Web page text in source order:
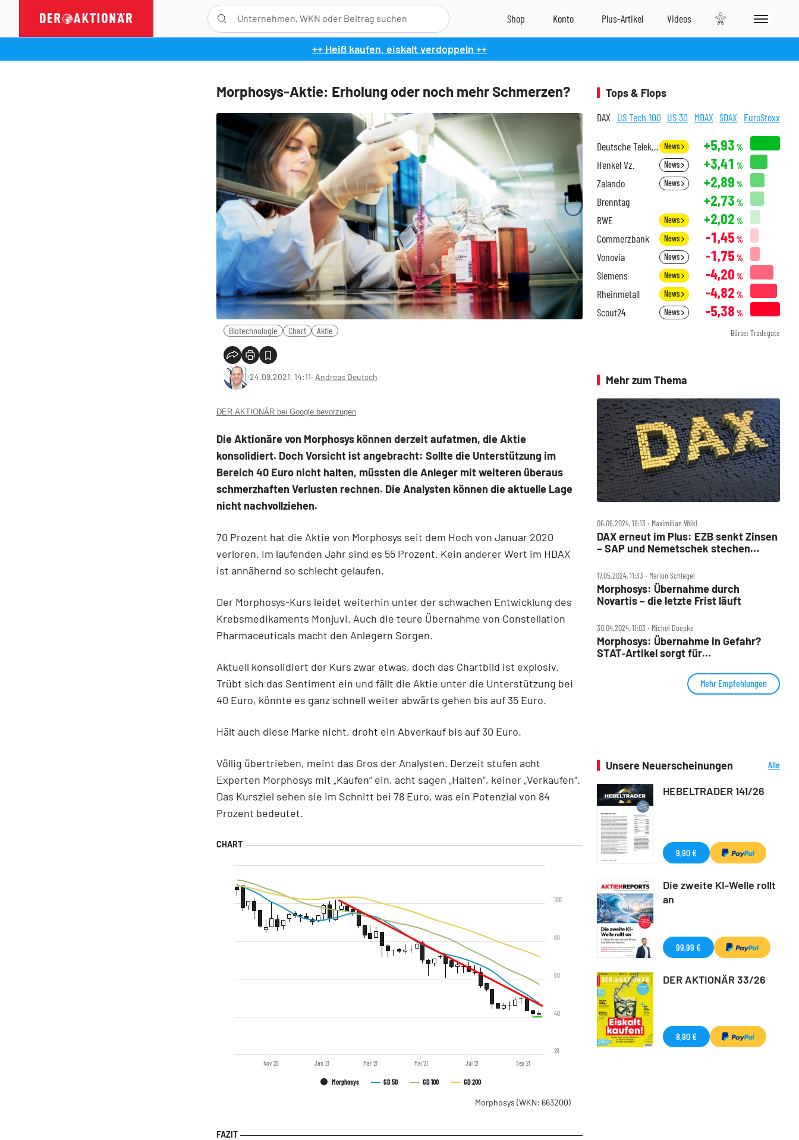
++ Heiß kaufen, eiskalt verdoppeln ++
Morphosys-Aktie: Erholung oder noch mehr Schmerzen?
Biotechnologie Chart Aktie
24.09.2021, 14:11‧ Andreas Deutsch
DER AKTIONÄR bei Google bevorzugen
Die Aktionäre von Morphosys können derzeit aufatmen, die Aktie
konsolidiert. Doch Vorsicht ist angebracht: Sollte die Unterstützung im
Bereich 40 Euro nicht halten, müssten die Anleger mit weiteren überaus
schmerzhaften Verlusten rechnen. Die Analysten können die aktuelle Lage
nicht nachvollziehen.
70 Prozent hat die Aktie von Morphosys seit dem Hoch von Januar 2020
verloren. Im laufenden Jahr sind es 55 Prozent. Kein anderer Wert im HDAX
ist annähernd so schlecht gelaufen.
Der Morphosys-Kurs leidet weiterhin unter der schwachen Entwicklung des
Krebsmedikaments Monjuvi. Auch die teure Übernahme von Constellation
Pharmaceuticals macht den Anlegern Sorgen.
Aktuell konsolidiert der Kurs zwar etwas, doch das Chartbild ist explosiv.
Trübt sich das Sentiment ein und fällt die Aktie unter die Unterstützung bei
40 Euro, könnte es ganz schnell weiter abwärts gehen bis auf 35 Euro.
Hält auch diese Marke nicht, droht ein Abverkauf bis auf 30 Euro.
Völlig übertrieben, meint das Gros der Analysten. Derzeit stufen acht
Experten Morphosys mit „Kaufen“ ein, acht sagen „Halten“, keiner „Verkaufen“.
Das Kursziel sehen sie im Schnitt bei 78 Euro, was ein Potenzial von 84
Prozent bedeutet.
Morphosys GD 50 GD 100 GD 200
Jan '21 Jul '21
Nov '20 Mär '21 Mai '21 Sep '21
20
40
60
80
100
Morphosys (WKN: 663200)
Tops & Flops
DAX US Tech 100 US 30 MDAX SDAX EuroStoxx
Deutsche Telekom News +5,93 %
Henkel Vz. News +3,41 %
Zalando News +2,89 %
Brenntag +2,73 %
RWE News +2,02 %
Commerzbank News -1,45 %
Vonovia News -1,75 %
Siemens News -4,20 %
Rheinmetall News -4,82 %
Scout24 News -5,38 %
Börse: Tradegate
Mehr zum Thema
06.06.2024, 18:13 ‧ Maximilian Völkl
DAX erneut im Plus: EZB senkt Zinsen
– SAP und Nemetschek stechen
17.05.2024, 11:33 ‧ Marion Schlegel
Morphosys: Übernahme durch
Novartis – die letzte Frist läuft
30.04.2024, 11:03 ‧ Michel Doepke
Morphosys: Übernahme in Gefahr?
STAT‑Artikel sorgt für
Mehr Empfehlungen
Unsere Neuerscheinungen
Alle
HEBELTRADER 141/26
9,90 €
Die zweite KI-Welle rollt
an
99,99 €
DER AKTIONÄR 33/26
8,90 €